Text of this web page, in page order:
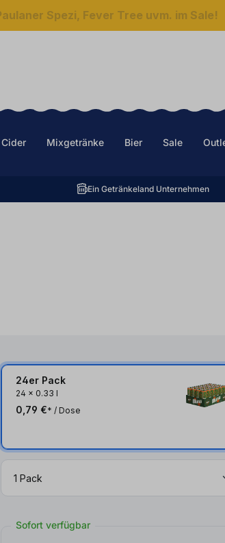
Spezi, Fever Tree uvm. im Sale!
Cider Mixgetränke Bier Sale
Ein Getränkeland Unternehmen
24er Pack
24 x 0.33 l
0,79 €* / Dose
Sofort verfügbar